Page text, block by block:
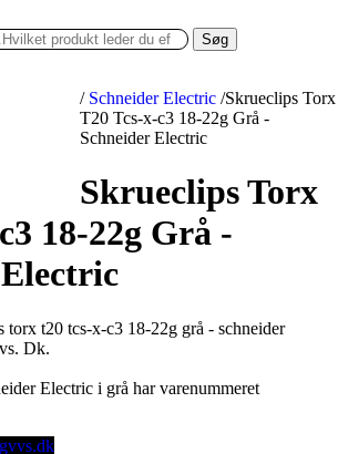
Søg
/ Schneider Electric /Skrueclips Torx
T20 Tcs-x-c3 18-22g Grå -
Schneider Electric
Skrueclips Torx
18-22g Grå -
torx t20 tcs-x-c3 18-22g grå - schneider
Dk.
Electric i grå har varenummeret